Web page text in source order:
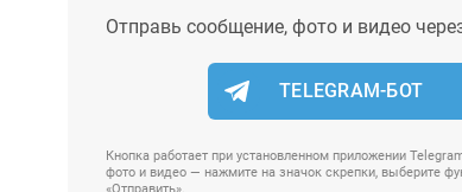
Отправь сообщение, фото и видео
TELEGRAM-БОТ
Кнопка работает при установленном приложении
фото и видео — нажмите на значок скрепки, выберите